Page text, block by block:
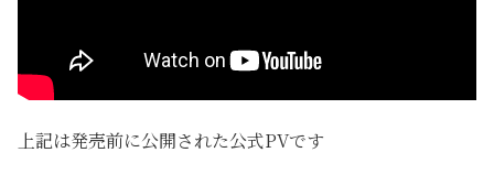
上記は発売前に公開された公式PVです